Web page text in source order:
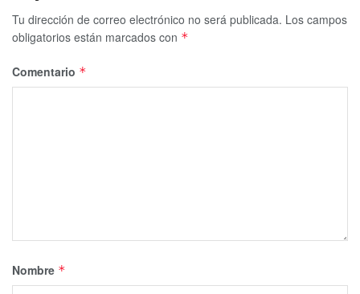
Tu dirección de correo electrónico no será publicada. Los campos
obligatorios están marcados con *
Comentario *
Nombre *